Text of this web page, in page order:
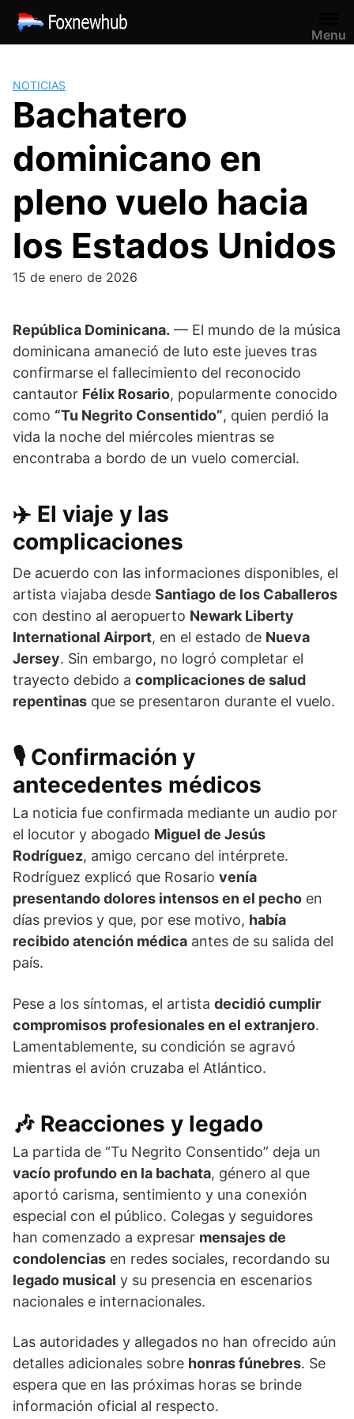
Saltar
contenido
Menu
NOTICIAS
Bachatero
dominicano en
pleno vuelo hacia
los Estados Unidos
15 de enero de 2026
República Dominicana. — El mundo de la música
dominicana amaneció de luto este jueves tras
confirmarse el fallecimiento del reconocido
cantautor Félix Rosario, popularmente conocido
como “Tu Negrito Consentido”, quien perdió la
vida la noche del miércoles mientras se
encontraba a bordo de un vuelo comercial.
✈️ El viaje y las
complicaciones
De acuerdo con las informaciones disponibles, el
artista viajaba desde Santiago de los Caballeros
con destino al aeropuerto Newark Liberty
International Airport, en el estado de Nueva
Jersey. Sin embargo, no logró completar el
trayecto debido a complicaciones de salud
repentinas que se presentaron durante el vuelo.
🎙️ Confirmación y
antecedentes médicos
La noticia fue confirmada mediante un audio por
el locutor y abogado Miguel de Jesús
Rodríguez, amigo cercano del intérprete.
Rodríguez explicó que Rosario venía
presentando dolores intensos en el pecho en
días previos y que, por ese motivo, había
recibido atención médica antes de su salida del
país.
Pese a los síntomas, el artista decidió cumplir
compromisos profesionales en el extranjero.
Lamentablemente, su condición se agravó
mientras el avión cruzaba el Atlántico.
🎶 Reacciones y legado
La partida de “Tu Negrito Consentido” deja un
vacío profundo en la bachata, género al que
aportó carisma, sentimiento y una conexión
especial con el público. Colegas y seguidores
han comenzado a expresar mensajes de
condolencias en redes sociales, recordando su
legado musical y su presencia en escenarios
nacionales e internacionales.
Las autoridades y allegados no han ofrecido aún
detalles adicionales sobre honras fúnebres. Se
espera que en las próximas horas se brinde
información oficial al respecto.